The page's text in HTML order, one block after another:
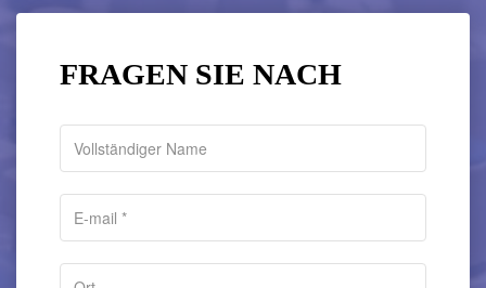
FRAGEN SIE NACH